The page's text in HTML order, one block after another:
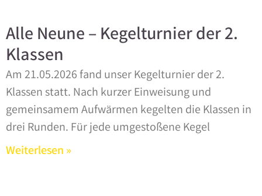
Alle Neune – Kegelturnier der 2.
Klassen
Am 21.05.2026 fand unser Kegelturnier der 2.
Klassen statt. Nach kurzer Einweisung und
gemeinsamem Aufwärmen kegelten die Klassen in
drei Runden. Für jede umgestoßene Kegel
Weiterlesen »